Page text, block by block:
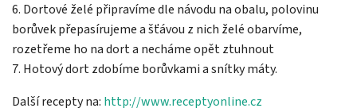
6. Dortové želé připravíme dle návodu na obalu, polovinu
borůvek přepasírujeme a šťávou z nich želé obarvíme,
rozetřeme ho na dort a necháme opět ztuhnout
7. Hotový dort zdobíme borůvkami a snítky máty.
Další recepty na: http://www.receptyonline.cz